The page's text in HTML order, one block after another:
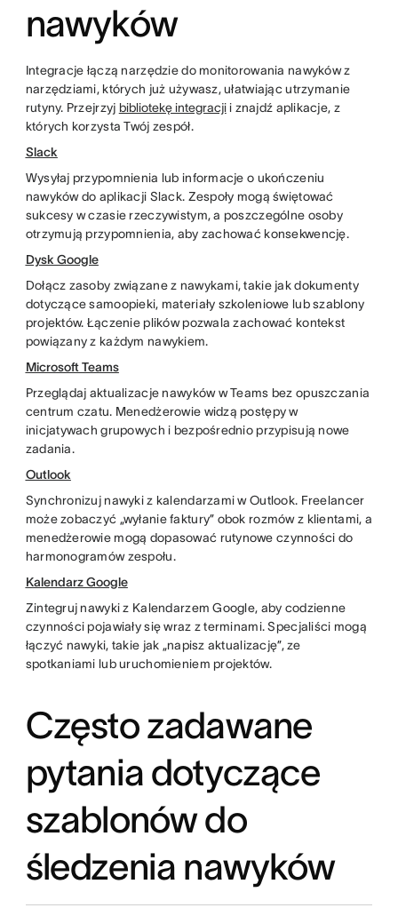
nawyków
Integracje łączą narzędzie do monitorowania nawyków z
narzędziami, których już używasz, ułatwiając utrzymanie
rutyny. Przejrzyj bibliotekę integracjii znajdź aplikacje, z
których korzysta Twój zespół.
Slack
Wysyłaj przypomnienia lub informacje o ukończeniu
nawyków do aplikacji Slack. Zespoły mogą świętować
sukcesy w czasie rzeczywistym, a poszczególne osoby
otrzymują przypomnienia, aby zachować konsekwencję.
Dysk Google
Dołącz zasoby związane z nawykami, takie jak dokumenty
dotyczące samoopieki, materiały szkoleniowe lub szablony
projektów. Łączenie plików pozwala zachować kontekst
powiązany z każdym nawykiem.
Microsoft Teams
Przeglądaj aktualizacje nawyków w Teams bez opuszczania
centrum czatu. Menedżerowie widzą postępy w
inicjatywach grupowych i bezpośrednio przypisują nowe
zadania.
Outlook
Synchronizuj nawyki z kalendarzami w Outlook. Freelancer
może zobaczyć „wyłanie faktury” obok rozmów z klientami, a
menedżerowie mogą dopasować rutynowe czynności do
harmonogramów zespołu.
Kalendarz Google
Zintegruj nawyki z Kalendarzem Google, aby codzienne
czynności pojawiały się wraz z terminami. Specjaliści mogą
łączyć nawyki, takie jak „napisz aktualizację”, ze
spotkaniami lub uruchomieniem projektów.
Często zadawane
pytania dotyczące
szablonów do
śledzenia nawyków